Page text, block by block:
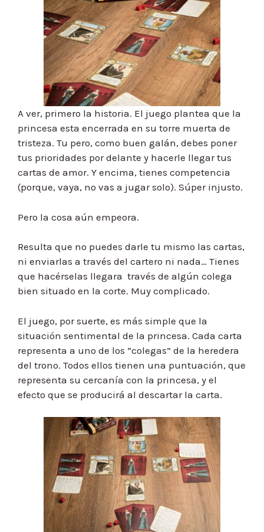
A ver, primero la historia. El juego plantea que la
princesa esta encerrada en su torre muerta de
tristeza. Tu pero, como buen galán, debes poner
tus prioridades por delante y hacerle llegar tus
cartas de amor. Y encima, tienes competencia
(porque, vaya, no vas a jugar solo). Súper injusto.
Pero la cosa aún empeora.
Resulta que no puedes darle tu mismo las cartas,
ni enviarlas a través del cartero ni nada… Tienes
que hacérselas llegara través de algún colega
bien situado en la corte. Muy complicado.
El juego, por suerte, es más simple que la
situación sentimental de la princesa. Cada carta
representa a uno de los “colegas” de la heredera
del trono. Todos ellos tienen una puntuación, que
representa su cercanía con la princesa, y el
efecto que se producirá al descartar la carta.